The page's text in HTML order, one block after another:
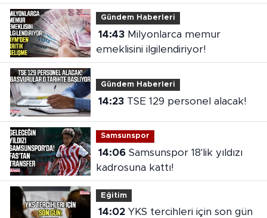
Gündem Haberleri
14:43Milyonlarca memur
emeklisini ilgilendiriyor!
Gündem Haberleri
14:23 TSE 129 personel alacak!
Samsunspor
14:06Samsunspor 18'lik yıldızı
kadrosuna kattı!
Eğitim
14:02YKS tercihleri için son gün